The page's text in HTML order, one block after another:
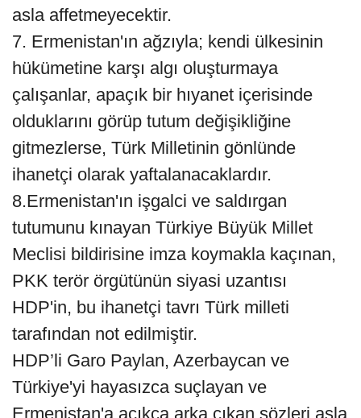
asla affetmeyecektir.
7. Ermenistan'ın ağzıyla; kendi ülkesinin
hükümetine karşı algı oluşturmaya
çalışanlar, apaçık bir hıyanet içerisinde
olduklarını görüp tutum değişikliğine
gitmezlerse, Türk Milletinin gönlünde
ihanetçi olarak yaftalanacaklardır.
8.Ermenistan'ın işgalci ve saldırgan
tutumunu kınayan Türkiye Büyük Millet
Meclisi bildirisine imza koymakla kaçınan,
PKK terör örgütünün siyasi uzantısı
HDP'in, bu ihanetçi tavrı Türk milleti
tarafından not edilmiştir.
HDP’li Garo Paylan, Azerbaycan ve
Türkiye'yi hayasızca suçlayan ve
Ermenistan'a açıkça arka çıkan sözleri asla